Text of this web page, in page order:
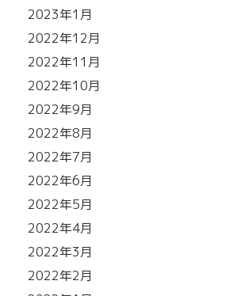
2023年1月
2022年12月
2022年11月
2022年10月
2022年9月
2022年8月
2022年7月
2022年6月
2022年5月
2022年4月
2022年3月
2022年2月